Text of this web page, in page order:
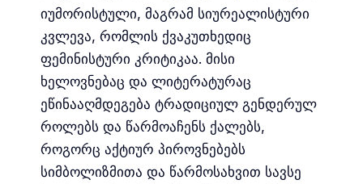
იუმორისტული, მაგრამ სიურეალისტური
კვლევა, რომლის ქვაკუთხედიც
ფემინისტური კრიტიკაა. მისი
ხელოვნებაც და ლიტერატურაც
ეწინააღმდეგება ტრადიციულ გენდერულ
როლებს და წარმოაჩენს ქალებს,
როგორც აქტიურ პიროვნებებს
სიმბოლიზმითა და წარმოსახვით სავსე